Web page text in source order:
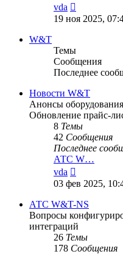
vda
к
последнему
19 ноя 2025,
W&T
Темы
Сообщения
Последнее
Новости W&T
Анонсы
Обновление прайс-
8 Темы
42 Сообщения
Последнее
АТС W…
vda
к
последнему
сообщению
03 фев 2025,
АТС W&T-NS
Вопросы
интеграций
26 Темы
178 Сообщения